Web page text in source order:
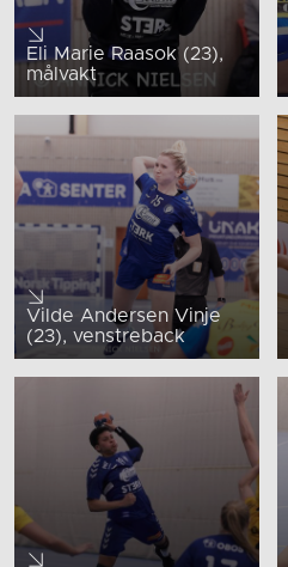
Eli Marie Raasok (23),
målvakt
Vilde Andersen Vinje
(23), venstreback